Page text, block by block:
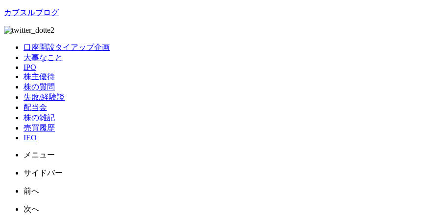
カブスルブログ
口座開設タイアップ企画
大事なこと
IPO
株主優待
株の質問
失敗/経験談
配当金
株の雑記
売買履歴
IEO
メニュー
サイドバー
前へ
次へ